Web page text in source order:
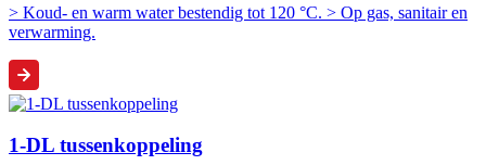
> Koud- en warm water bestendig tot 120 °C. > Op gas, sanitair en
verwarming.
1-DL tussenkoppeling